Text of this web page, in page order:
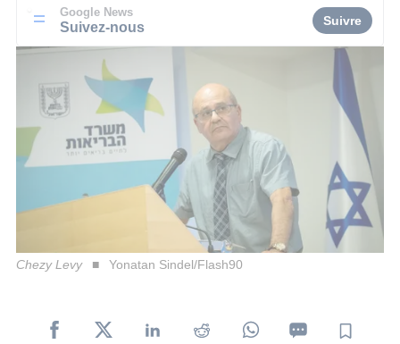
Google News
Suivez-nous Suivre
Chezy Levy Yonatan Sindel/Flash90